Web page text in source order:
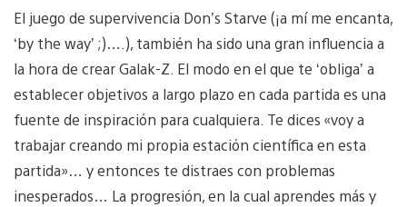
El juego de supervivencia Don’s Starve (¡a mí me encanta,
‘by the way’ ;)….), también ha sido una gran influencia a
la hora de crear Galak-Z. El modo en el que te ‘obliga’ a
establecer objetivos a largo plazo en cada partida es una
fuente de inspiración para cualquiera. Te dices «voy a
trabajar creando mi propia estación científica en esta
partida»… y entonces te distraes con problemas
inesperados… La progresión, en la cual aprendes más y